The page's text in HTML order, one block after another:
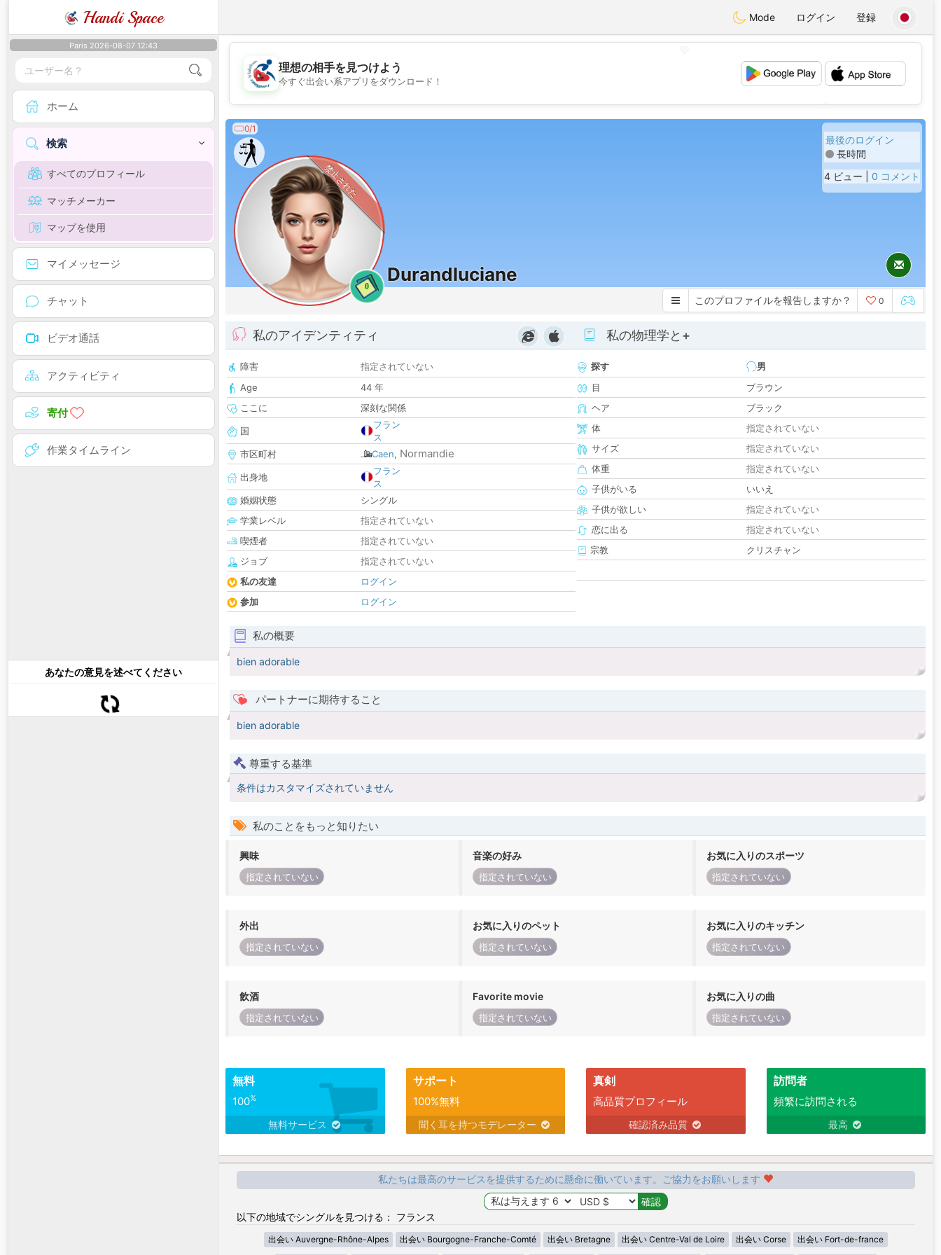
Handi Space Mode ログイン 登録
Paris 2026-08-07 12:43
ホーム
検索
すべてのプロフィール
マッチメーカー
マップを使用
マイメッセージ
チャット
ビデオ通話
アクティビティ
寄付
作業タイムライン
あなたの意見を述べてください
💖
💕
理想の相手を見つけよう
今すぐ出会い系アプリをダウンロード！
0/1
0
禁止された
Durandluciane
最後のログイン
長時間
4 ビュー | 0 コメント
このプロファイルを報告しますか？ 0
私のアイデンティティ
障害
指定されていない
Age
44 年
ここに
深刻な関係
国
フラン
ス
市区町村
Caen, Normandie
出身地
フラン
ス
婚姻状態
シングル
学業レベル
指定されていない
喫煙者
指定されていない
ジョブ
指定されていない
私の友達
ログイン
参加
ログイン
私の物理学と+
探す
男
目
ブラウン
ヘア
ブラック
体
指定されていない
サイズ
指定されていない
体重
指定されていない
子供がいる
いいえ
子供が欲しい
指定されていない
恋に出る
指定されていない
宗教
クリスチャン
私の概要
bien adorable
パートナーに期待すること
bien adorable
尊重する基準
条件はカスタマイズされていません
私のことをもっと知りたい
興味
指定されていない
音楽の好み
指定されていない
お気に入りのスポーツ
指定されていない
外出
指定されていない
お気に入りのペット
指定されていない
お気に入りのキッチン
指定されていない
飲酒
指定されていない
Favorite movie
指定されていない
お気に入りの曲
指定されていない
無料
100%
無料サービス
サポート
100%無料
聞く耳を持つモデレーター
真剣
高品質プロフィール
確認済み品質
訪問者
頻繁に訪問される
最高
私たちは最高のサービスを提供するために懸命に働いています。ご協力をお願いします
以下の地域でシングルを見つける： フランス
出会い Auvergne-Rhône-Alpes 出会い Bourgogne-Franche-Comté 出会い Bretagne 出会い Centre-Val de Loire 出会い Corse 出会い Fort-de-france